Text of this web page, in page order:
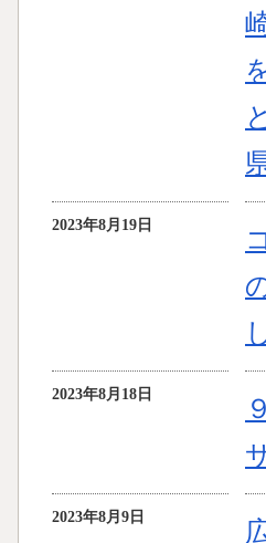
2023年8月19日
2023年8月18日
2023年8月9日